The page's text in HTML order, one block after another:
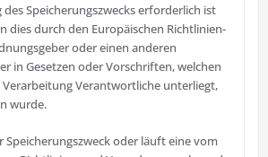
des Speicherungszwecks erforderlich ist
dies durch den Europäischen Richtlinien-
oder einen anderen
in Gesetzen oder Vorschriften, welchen
Verantwortliche unterliegt,
wurde.
Speicherungszweck oder läuft eine vom